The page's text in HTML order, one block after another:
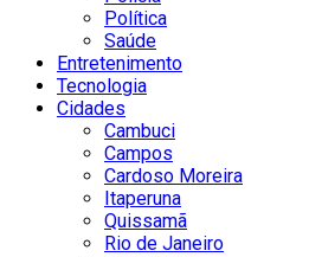
Política
Saúde
Entretenimento
Tecnologia
Cidades
Cambuci
Campos
Cardoso Moreira
Itaperuna
Quissamã
Rio de Janeiro